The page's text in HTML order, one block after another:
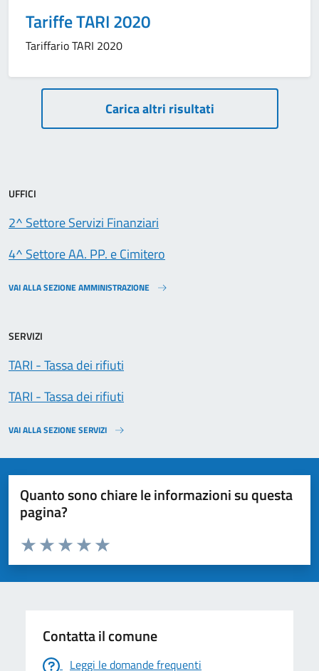
Tariffe TARI 2020
Tariffario TARI 2020
PaginazioneCarica altri risultati
UFFICI
2^ Settore Servizi Finanziari
4^ Settore AA. PP. e Cimitero
VAI ALLA SEZIONE AMMINISTRAZIONE
SERVIZI
TARI - Tassa dei rifiuti
TARI - Tassa dei rifiuti
VAI ALLA SEZIONE SERVIZI
Quanto sono chiare le informazioni su questa
pagina?
Valuta da 1 a 5 stelle la pagina
Valuta 5 stelle su 5
Valuta 4 stelle su 5
Valuta 3 stelle su 5
Valuta 2 stelle su 5
Valuta 1 stelle su 5
Contatta il comune
Leggi le domande frequenti